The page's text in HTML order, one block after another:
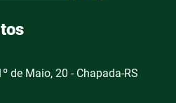
de Maio, 20 - Chapada-RS